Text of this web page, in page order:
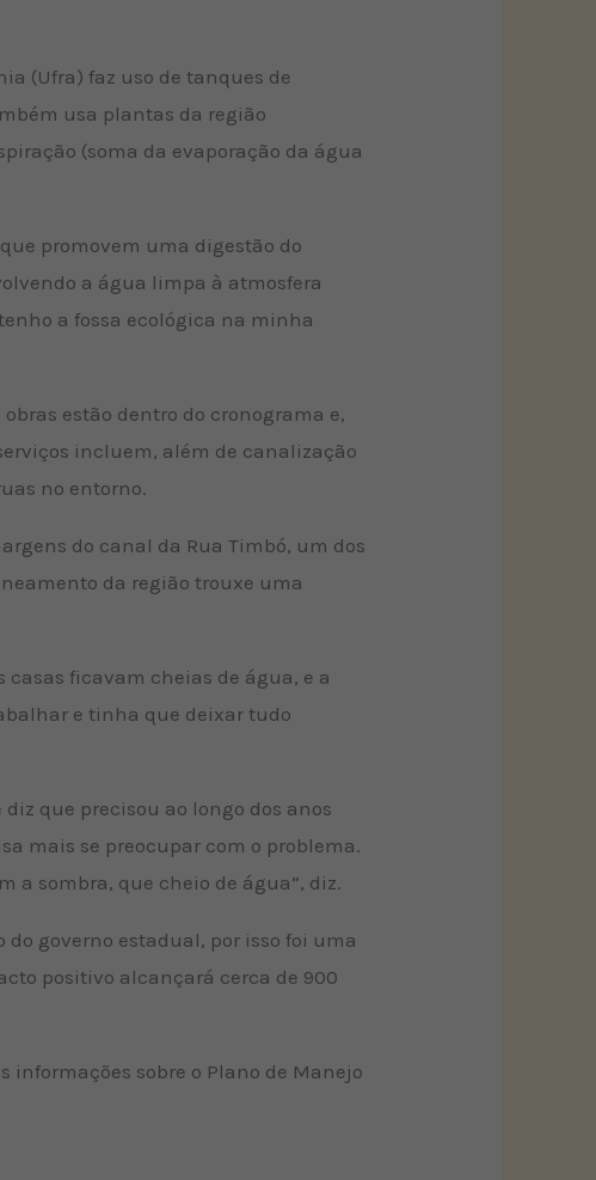
(Ufra) faz uso de tanques de
usa plantas da região
(soma da evaporação da água
promovem uma digestão do
a água limpa à atmosfera
a fossa ecológica na minha
estão dentro do cronograma e,
incluem, além de canalização
no entorno.
do canal da Rua Timbó, um dos
da região trouxe uma
ficavam cheias de água, e a
e tinha que deixar tudo
que precisou ao longo dos anos
mais se preocupar com o problema.
a sombra, que cheio de água”, diz.
governo estadual, por isso foi uma
positivo alcançará cerca de 900
sobre o Plano de Manejo